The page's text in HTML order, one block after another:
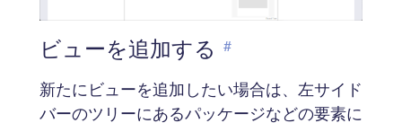
ビューを追加する #
新たにビューを追加したい場合は、左サイド
バーのツリーにあるパッケージなどの要素に